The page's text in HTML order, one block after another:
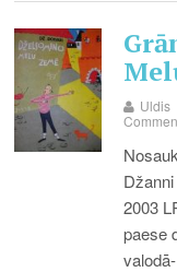
Uldis
2003
paese